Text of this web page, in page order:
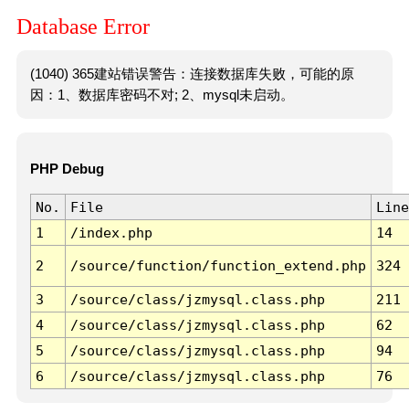
Database Error
(1040) 365建站错误警告：连接数据库失败，可能的原
因：1、数据库密码不对; 2、mysql未启动。
PHP Debug
No. File
Line
1
/index.php 14
2 /source/function/function_extend.php 324
3 /source/class/jzmysql.class.php
211
4
/source/class/jzmysql.class.php
62
5
/source/class/jzmysql.class.php
94
6
/source/class/jzmysql.class.php 76